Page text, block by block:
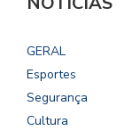
GERAL
Esportes
Segurança
Cultura